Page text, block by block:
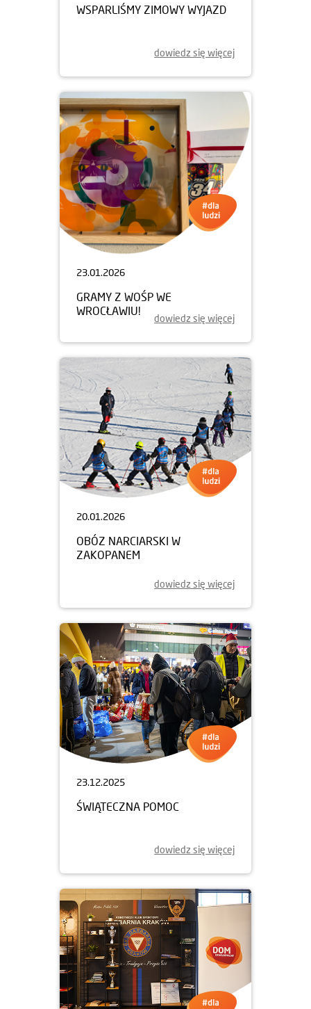
WSPARLIŚMY ZIMOWY WYJAZD
dowiedz się więcej
23.01.2026
GRAMY Z WOŚP WE
WROCŁAWIU!
dowiedz się więcej
20.01.2026
OBÓZ NARCIARSKI W
ZAKOPANEM
dowiedz się więcej
23.12.2025
ŚWIĄTECZNA POMOC
dowiedz się więcej